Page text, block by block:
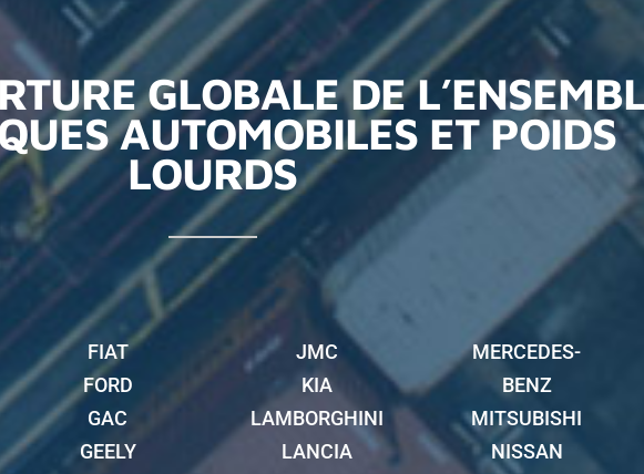
GLOBALE DE
AUTOMOBILES ET POIDS
LOURDS
FIAT
FORD
GAC
GEELY
JMC
KIA
LAMBORGHINI
LANCIA
MERCEDES-
BENZ
MITSUBISHI
NISSAN